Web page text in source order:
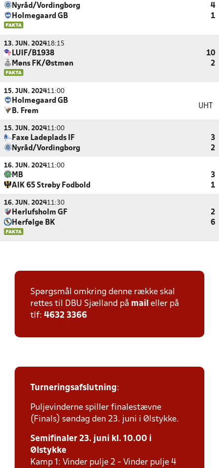
Nyråd/Vordingborg
4
Holmegaard GB
1
13. JUN. 202418:15
LUIF/B1938
10
Møns FK/Østmøn
2
15. JUN. 202411:00
Holmegaard GB
B. Frem
UHT
15. JUN. 202411:00
Faxe Ladeplads IF
3
Nyråd/Vordingborg
2
16. JUN. 202411:00
MB
3
AIK 65 Strøby Fodbold
1
16. JUN. 202411:30
Herlufsholm GF
2
Herfølge BK
6
Spørgsmål omkring denne række skal
rettes til DBU Sjælland på mail eller på
tlf: 4632 3366
Turneringsafslutning:
Puljevinderne spiller finalestævne
(Finals) søndag den 23. juni i Ølstykke.
Semifinaler 23. juni kl. 10.00 i
Ølstykke
Kamp 1: Vinder pulje 2 - Vinder pulje 4